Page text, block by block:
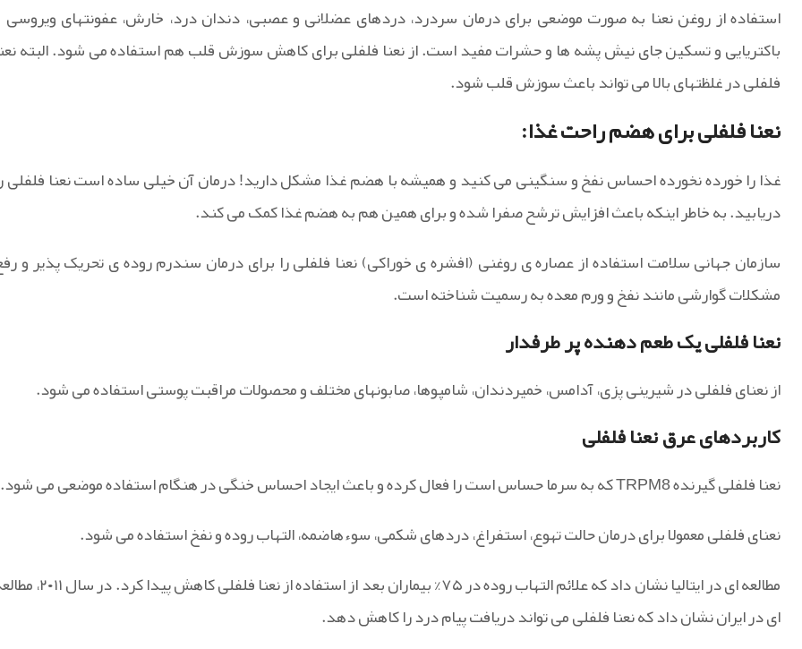
استفاده از روغن نعنا به صورت موضعی برای درمان سردرد، دردهای عضلانی و عصبی، دندان درد، خارش، عفونتهای
باکتریایی و تسکین جای نیش پشه ها و حشرات مفید است. از نعنا فلفلی برای کاهش سوزش قلب هم استفاده می شود. البته
فلفلی در غلظتهای بالا می تواند باعث سوزش قلب شود.
نعنا فلفلی برای هضم راحت غذا:
غذا را خورده نخورده احساس نفخ و سنگینی می کنید و همیشه با هضم غذا مشکل دارید! درمان آن خیلی ساده است نعنا فلفلی
دریابید. به خاطر اینکه باعث افزایش ترشح صفرا شده و برای همین هم به هضم غذا کمک می کند.
سازمان جهانی سلامت استفاده از عصاره ی روغنی (افشره ی خوراکی) نعنا فلفلی را برای درمان سندرم روده ی تحریک پذیر و
مشکلات گوارشی مانند نفخ و ورم معده به رسمیت شناخته است.
نعنا فلفلی یک طعم دهنده پر طرفدار
از نعنای فلفلی در شیرینی پزی، آدامس، خمیردندان، شامپوها، صابونهای مختلف و محصولات مراقبت پوستی استفاده می شود.
کاربردهای عرق نعنا فلفلی
نعنا فلفلی گیرنده TRPM8 که به سرما حساس است را فعال کرده و باعث ایجاد احساس خنگی در هنگام استفاده موضعی می شود.
نعنای فلفلی معمولا برای درمان حالت تهوع، استفراغ، دردهای شکمی، سوءهاضمه، التهاب روده و نفخ استفاده می شود.
مطالعه ای در ایتالیا نشان داد که علائم التهاب روده در ۷۵% بیماران بعد از استفاده از نعنا فلفلی
ای در ایران نشان داد که نعنا فلفلی می تواند دریافت پیام درد را کاهش دهد.